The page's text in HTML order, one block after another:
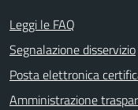
Leggi le FAQ
Segnalazione disservizio
Posta elettronica
Amministrazione